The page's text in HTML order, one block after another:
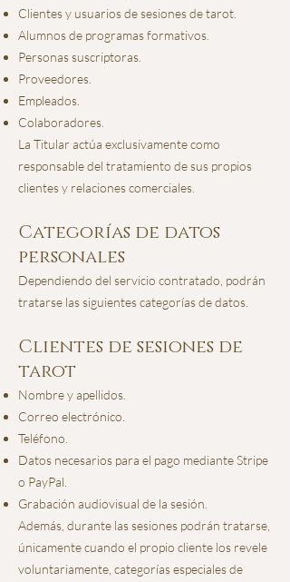
Clientes y usuarios de sesiones de tarot.
Alumnos de programas formativos.
Personas suscriptoras.
Proveedores.
Empleados.
Colaboradores.
La Titular actúa exclusivamente como
responsable del tratamiento de sus propios
clientes y relaciones comerciales.
Categorías de datos
personales
Dependiendo del servicio contratado, podrán
tratarse las siguientes categorías de datos.
Clientes de sesiones de
tarot
Nombre y apellidos.
Correo electrónico.
Teléfono.
Datos necesarios para el pago mediante Stripe
o PayPal.
Grabación audiovisual de la sesión.
Además, durante las sesiones podrán tratarse,
únicamente cuando el propio cliente los revele
voluntariamente, categorías especiales de